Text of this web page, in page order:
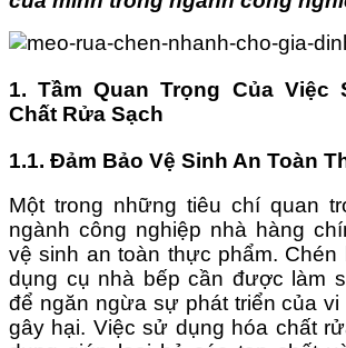
1. Tầm Quan Trọng Của Việc
Chất Rửa Sạch
1.1. Đảm Bảo Vệ Sinh An Toàn
Một trong những tiêu chí quan
ngành công nghiệp nhà hàng
vệ sinh an toàn thực phẩm. Chén
dụng cụ nhà bếp cần được làm
để ngăn ngừa sự phát triển của vi
gây hại. Việc sử dụng hóa chất